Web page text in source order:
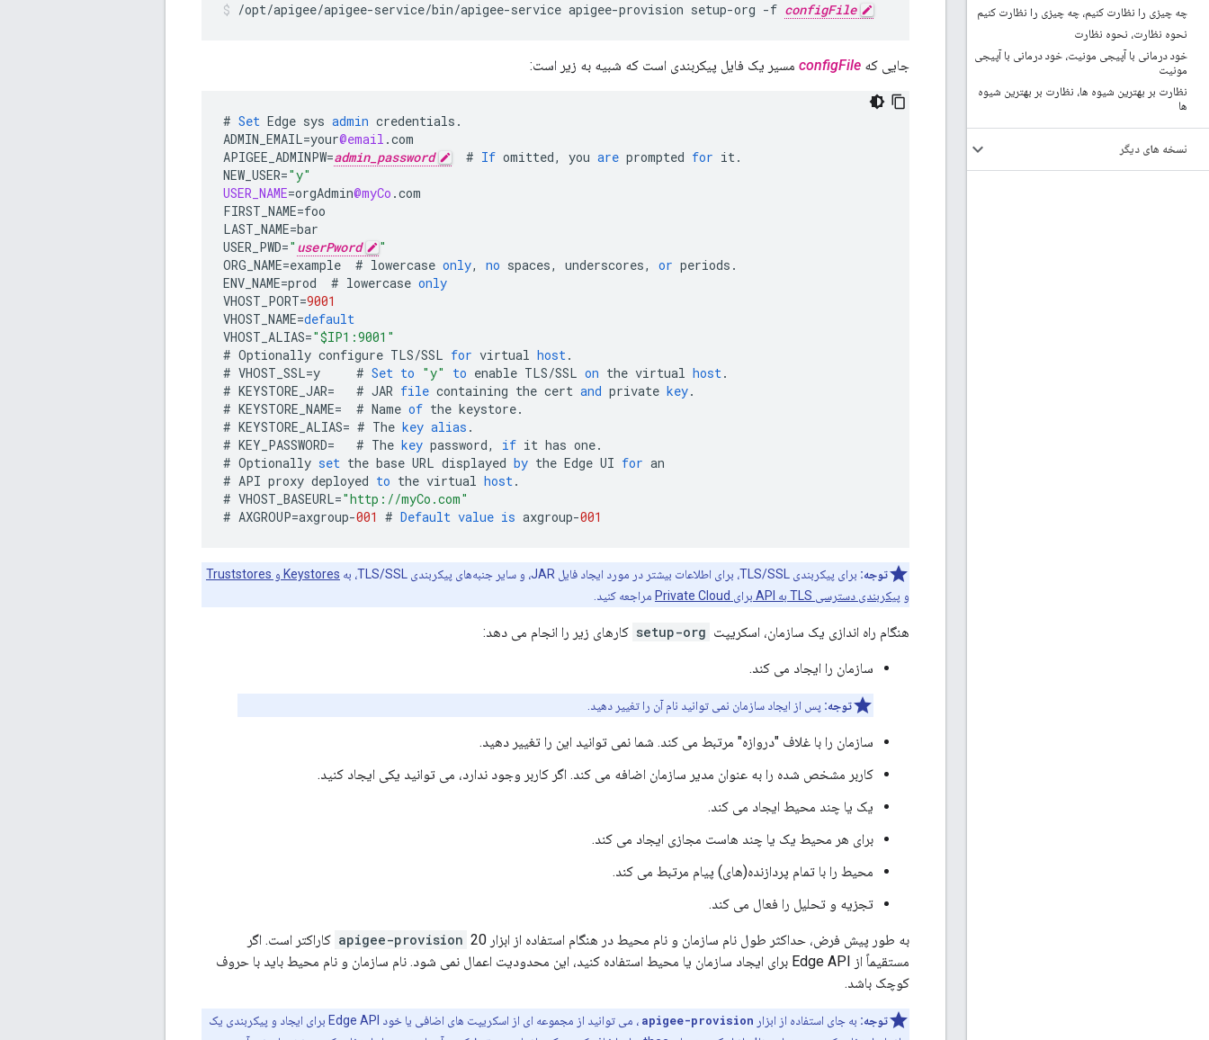
چه چیزی را نظارت کنیم، چه چیزی را نظارت کنیم
نحوه نظارت، نحوه نظارت
خود درمانی با آپیجی مونیت، خود درمانی با آپیجی
مونیت
نظارت بر بهترین شیوه ها، نظارت بر بهترین شیوه
ها
نسخه های دیگر
/opt/apigee/apigee-service/bin/apigee-service apigee-provision setup-org -f configFile
جایی که configFile مسیر یک فایل پیکربندی است که شبیه به زیر است:
# Set Edge sys admin credentials .
ADMIN_EMAIL=your@email .com
APIGEE_ADMINPW=admin_password # If omitted, you are prompted for it.
NEW_USER="y"
USER_NAME=orgAdmin@myCo .com
FIRST_NAME=foo
LAST_NAME=bar
USER_PWD=" userPword
"
ORG_NAME=example # lowercase only, no spaces, underscores, or periods .
ENV_NAME=prod # lowercase only
VHOST_PORT=9001
VHOST_NAME=default
VHOST_ALIAS="$IP1:9001"
# Optionally configure TLS/SSL for virtual host.
# VHOST_SSL=y # Set to "y" to enable TLS/SSL on the virtual host.
# KEYSTORE_JAR= # JAR file containing the cert and private key.
# KEYSTORE_NAME= # Name of the keystore.
# KEYSTORE_ALIAS= # The key alias .
# KEY_PASSWORD= # The key password, if it has one.
# Optionally set the base URL displayed by the Edge UI for an
# API proxy deployed to the virtual host.
# VHOST_BASEURL="http://myCo.com"
# AXGROUP=axgroup-001 # Default value is axgroup-001
توجه: برای پیکربندی TLS/SSL، برای اطلاعات بیشتر در مورد ایجاد فایل JAR، و سایر جنبه‌های پیکربندی TLS/SSL، به
Keystores و Truststores
و پیکربندی دسترسی TLS به API برای Private Cloud مراجعه کنید.
هنگام راه اندازی یک سازمان، اسکریپت setup-org کارهای زیر را انجام می دهد:
سازمان را ایجاد می کند.
توجه: پس از ایجاد سازمان نمی توانید نام آن را تغییر دهید.
سازمان را با غلاف "دروازه" مرتبط می کند. شما نمی توانید این را تغییر دهید.
کاربر مشخص شده را به عنوان مدیر سازمان اضافه می کند. اگر کاربر وجود ندارد، می توانید یکی ایجاد کنید.
یک یا چند محیط ایجاد می کند.
برای هر محیط یک یا چند هاست مجازی ایجاد می کند.
محیط را با تمام پردازنده(های) پیام مرتبط می کند.
تجزیه و تحلیل را فعال می کند.
به طور پیش فرض، حداکثر طول نام سازمان و نام محیط در هنگام استفاده از ابزار apigee-provision 20 کاراکتر است. اگر
مستقیماً از Edge API برای ایجاد سازمان یا محیط استفاده کنید، این محدودیت اعمال نمی شود. نام سازمان و نام محیط باید با حروف
کوچک باشد.
توجه: به جای استفاده از ابزار apigee-provision
، می توانید از مجموعه ای از اسکریپت های اضافی یا خود Edge API برای ایجاد و پیکربندی یک